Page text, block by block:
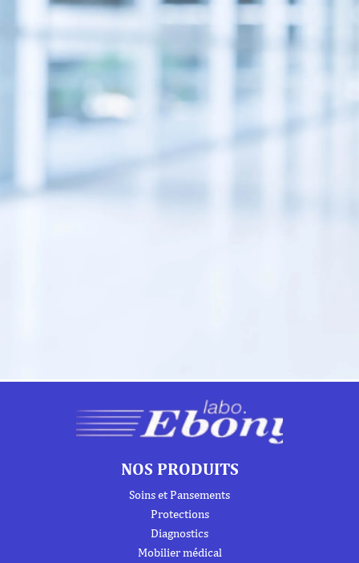
NOS PRODUITS
Soins et Pansements
Protections
Diagnostics
Mobilier médical